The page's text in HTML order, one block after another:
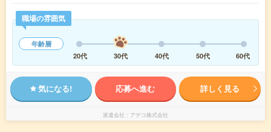
職場の雰囲気
年齢層
20代
30代 40代 50代 60代
気になる! 応募へ進む 詳しく見る
派遣会社 アデコ株式会社